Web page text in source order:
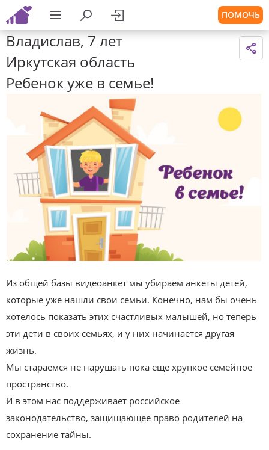
ПОМОЧЬ
Владислав, 7 лет
Иркутская область
Ребенок уже в семье!
Из общей базы видеоанкет мы убираем анкеты детей,
которые уже нашли свои семьи. Конечно, нам бы очень
хотелось показать этих счастливых малышей, но теперь
эти дети в своих семьях, и у них начинается другая
жизнь.
Мы стараемся не нарушать пока еще хрупкое семейное
пространство.
И в этом нас поддерживает российское
законодательство, защищающее право родителей на
сохранение тайны.